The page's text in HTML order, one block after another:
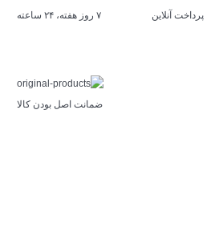
پرداخت آنلاین ۷ روز ﻫﻔﺘﻪ، ۲۴ ﺳﺎﻋﺘﻪ
ﺿﻤﺎﻧﺖ اﺻﻞ ﺑﻮدن ﮐﺎﻟﺎ